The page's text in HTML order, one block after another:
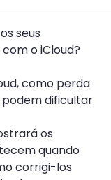
seus
o iCloud?
como perda
podem dificultar
os
quando
corrigi-los